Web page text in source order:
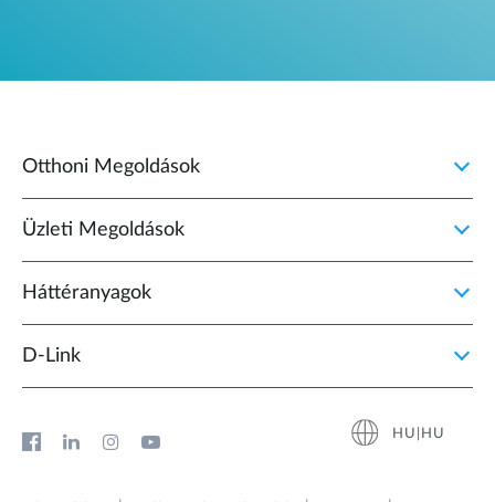
Otthoni Megoldások
Üzleti Megoldások
Háttéranyagok
D‑Link
HU|HU